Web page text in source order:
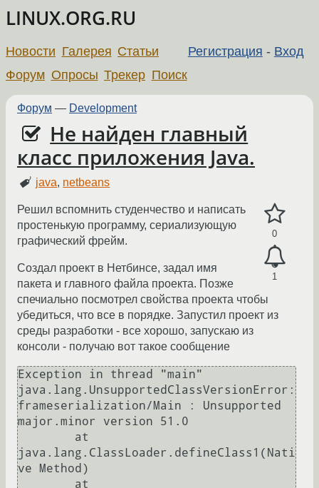
LINUX.ORG.RU
Регистрация - Вход
Новости Галерея Статьи
Форум Опросы Трекер Поиск
Форум — Development
Не найден главный
класс приложения Java.
java, netbeans
0
1
Решил вспомнить студенчество и написать
простенькую программу, сериализующую
графический фрейм.
Создал проект в Нетбинсе, задал имя
пакета и главного файла проекта. Позже
спечиально посмотрел свойства проекта чтобы
убедиться, что все в порядке. Запустил проект из
среды разработки - все хорошо, запускаю из
консоли - получаю вот такое сообщение
Exception in thread "main"
java.lang.UnsupportedClassVersionError:
frameserialization/Main : Unsupported
major.minor version 51.0
java.lang.ClassLoader.defineClass1(Nati
ve Method)